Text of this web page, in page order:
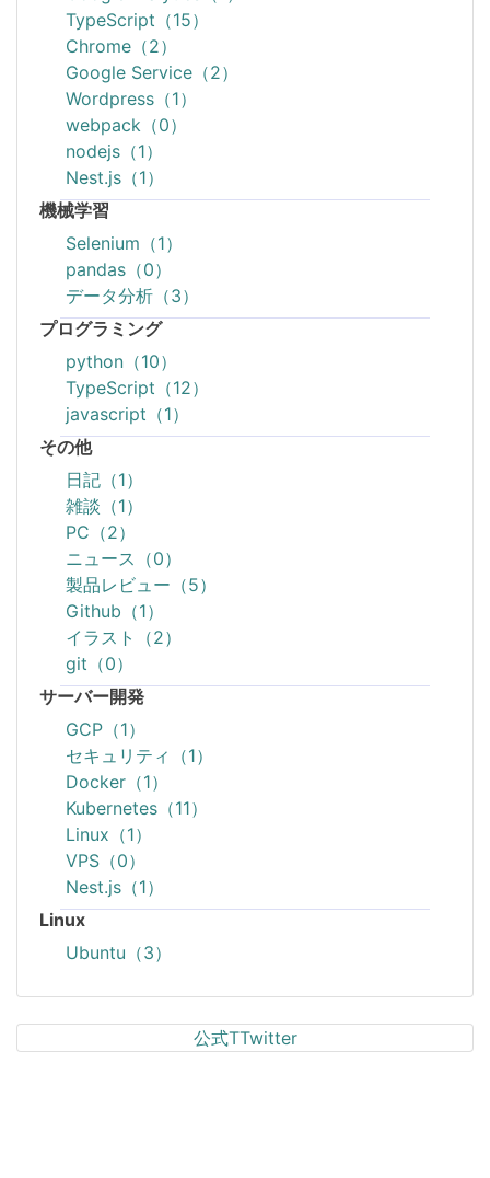
TypeScript（15）
Chrome（2）
Google Service（2）
Wordpress（1）
webpack（0）
nodejs（1）
Nest.js（1）
機械学習
Selenium（1）
pandas（0）
データ分析（3）
プログラミング
python（10）
TypeScript（12）
javascript（1）
その他
日記（1）
雑談（1）
PC（2）
ニュース（0）
製品レビュー（5）
Github（1）
イラスト（2）
git（0）
サーバー開発
GCP（1）
セキュリティ（1）
Docker（1）
Kubernetes（11）
Linux（1）
VPS（0）
Nest.js（1）
Linux
Ubuntu（3）
公式TTwitter